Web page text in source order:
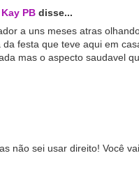
PB disse...
a uns meses atras
da festa que teve aqui em
mas o aspecto saudavel
não sei usar direito! Você